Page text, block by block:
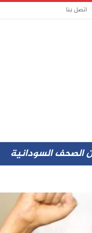
اتصل بنا
الصحف السودانية